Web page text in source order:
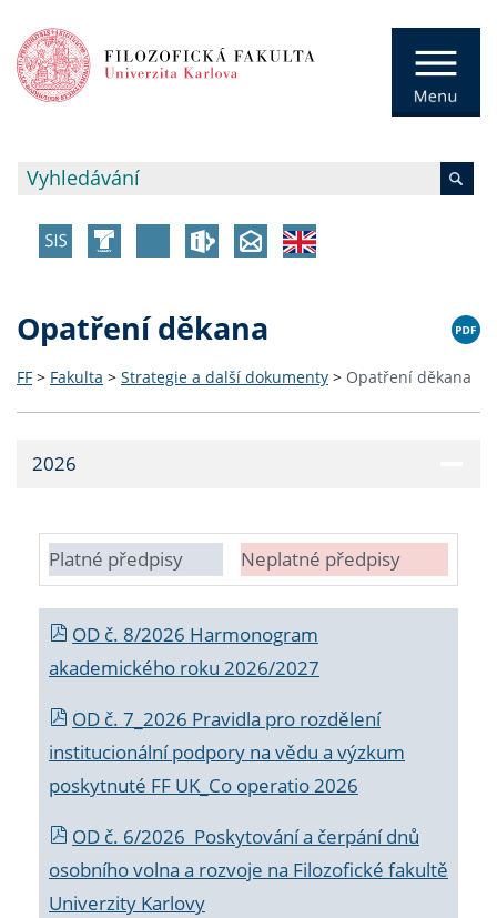
Opatření děkana
FF > Fakulta > Strategie a další dokumenty > Opatření děkana
2026
Platné předpisy Neplatné předpisy
OD č. 8/2026 Harmonogram
akademického roku 2026/2027
OD č. 7_2026 Pravidla pro rozdělení
institucionální podpory na vědu a výzkum
poskytnuté FF UK_Co operatio 2026
OD č. 6/2026 Poskytování a čerpání dnů
osobního volna a rozvoje na Filozofické fakultě
Univerzity Karlovy